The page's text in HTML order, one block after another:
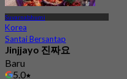
Suvarnabhumi
Korea
Santai Bersantap
Jinjjayo 진짜요
Baru
5.0